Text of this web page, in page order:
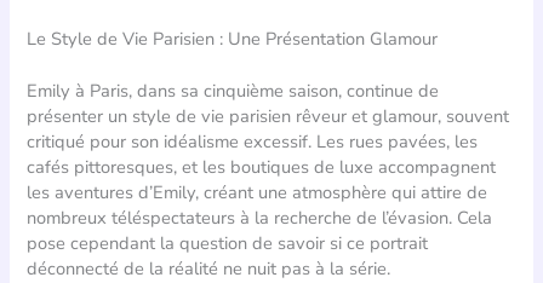
Le Style de Vie Parisien : Une Présentation Glamour
Emily à Paris, dans sa cinquième saison, continue de
présenter un style de vie parisien rêveur et glamour, souvent
critiqué pour son idéalisme excessif. Les rues pavées, les
cafés pittoresques, et les boutiques de luxe accompagnent
les aventures d’Emily, créant une atmosphère qui attire de
nombreux téléspectateurs à la recherche de l’évasion. Cela
pose cependant la question de savoir si ce portrait
déconnecté de la réalité ne nuit pas à la série.